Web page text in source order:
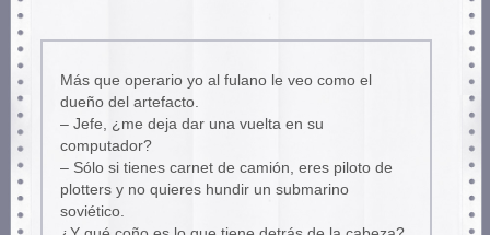
Más que operario yo al fulano le veo como el
dueño del artefacto.
– Jefe, ¿me deja dar una vuelta en su
computador?
– Sólo si tienes carnet de camión, eres piloto de
plotters y no quieres hundir un submarino
soviético.